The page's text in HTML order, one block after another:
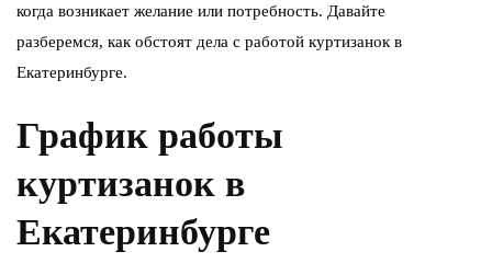
когда возникает желание или потребность. Давайте
разберемся, как обстоят дела с работой куртизанок в
Екатеринбурге.
График работы
куртизанок в
Екатеринбурге